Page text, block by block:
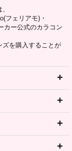
フェリアモ)・
カー公式のカラコン
ズを購入することが